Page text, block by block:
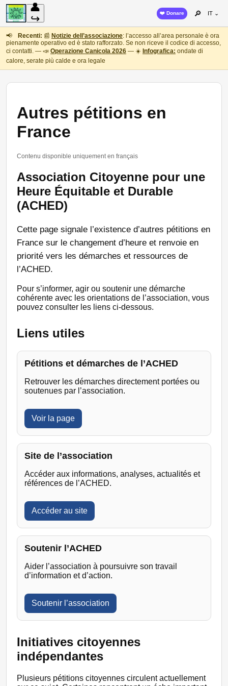
👤
↪
❤️ Donare 🔎 IT ⌄
📢 Recenti: 📰 Notizie dell’associazione: l’accesso all’area personale è ora
pienamente operativo ed è stato rafforzato. Se non riceve il codice di accesso,
ci contatti. — 📣 Operazione Canicola 2026 — ☀️ Infografica: ondate di
calore, serate più calde e ora legale
Autres pétitions en
France
Contenu disponible uniquement en français
Association Citoyenne pour une
Heure Équitable et Durable
(ACHED)
Cette page signale l’existence d’autres pétitions en
France sur le changement d’heure et renvoie en
priorité vers les démarches et ressources de
l’ACHED.
Pour s’informer, agir ou soutenir une démarche
cohérente avec les orientations de l’association, vous
pouvez consulter les liens ci-dessous.
Liens utiles
Pétitions et démarches de l’ACHED
Retrouver les démarches directement portées ou
soutenues par l’association.
Voir la page
Site de l’association
Accéder aux informations, analyses, actualités et
références de l’ACHED.
Accéder au site
Soutenir l’ACHED
Aider l’association à poursuivre son travail
d’information et d’action.
Soutenir l’association
Initiatives citoyennes
indépendantes
Plusieurs pétitions citoyennes circulent actuellement